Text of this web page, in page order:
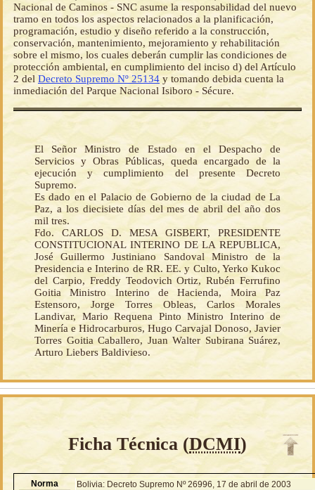
Nacional de Caminos - SNC asume la responsabilidad del nuevo
tramo en todos los aspectos relacionados a la planificación,
programación, estudio y diseño referido a la construcción,
conservación, mantenimiento, mejoramiento y rehabilitación
sobre el mismo, los cuales deberán cumplir las condiciones de
protección ambiental, en cumplimiento del inciso d) del Artículo
2 del Decreto Supremo Nº 25134 y tomando debida cuenta la
inmediación del Parque Nacional Isiboro - Sécure.
El Señor Ministro de Estado en el Despacho de
Servicios y Obras Públicas, queda encargado de la
ejecución y cumplimiento del presente Decreto
Supremo.
Es dado en el Palacio de Gobierno de la ciudad de La
Paz, a los diecisiete días del mes de abril del año dos
mil tres.
Fdo. CARLOS D. MESA GISBERT, PRESIDENTE
CONSTITUCIONAL INTERINO DE LA REPUBLICA,
José Guillermo Justiniano Sandoval Ministro de la
Presidencia e Interino de RR. EE. y Culto, Yerko Kukoc
del Carpio, Freddy Teodovich Ortiz, Rubén Ferrufino
Goitia Ministro Interino de Hacienda, Moira Paz
Estensoro, Jorge Torres Obleas, Carlos Morales
Landivar, Mario Requena Pinto Ministro Interino de
Minería e Hidrocarburos, Hugo Carvajal Donoso, Javier
Torres Goitia Caballero, Juan Walter Subirana Suárez,
Arturo Liebers Baldivieso.
Ficha Técnica (DCMI)
Norma
Bolivia: Decreto Supremo Nº 26996, 17 de abril de 2003